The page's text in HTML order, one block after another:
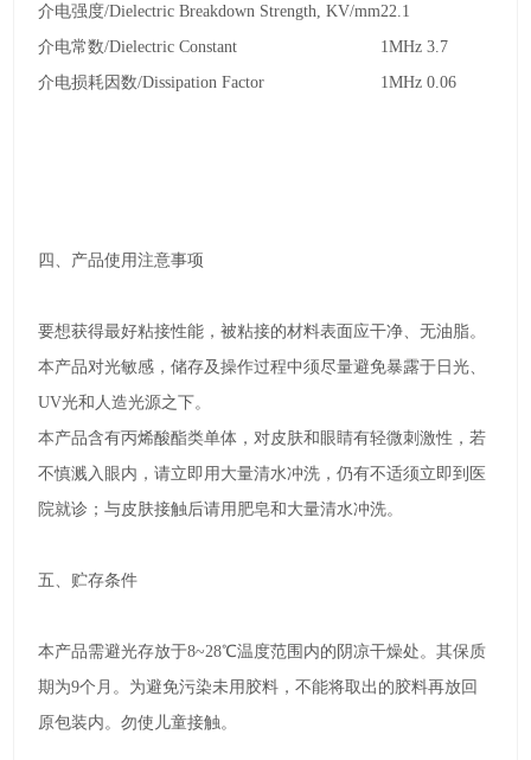
介电强度/Dielectric Breakdown Strength, KV/mm22.1
介电常数/Dielectric Constant
1MHz 3.7
介电损耗因数/Dissipation Factor 1MHz 0.06
四、产品使用注意事项
要想获得最好粘接性能，被粘接的材料表面应干净、无油脂。
本产品对光敏感，储存及操作过程中须尽量避免暴露于日光、
UV光和人造光源之下。
本产品含有丙烯酸酯类单体，对皮肤和眼睛有轻微刺激性，若
不慎溅入眼内，请立即用大量清水冲洗，仍有不适须立即到医
院就诊；与皮肤接触后请用肥皂和大量清水冲洗。
五、贮存条件
本产品需避光存放于8~28℃温度范围内的阴凉干燥处。其保质
期为9个月。为避免污染未用胶料，不能将取出的胶料再放回
原包装内。勿使儿童接触。